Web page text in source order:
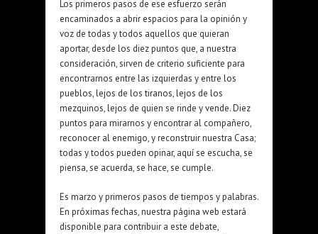
Los primeros pasos de ese esfuerzo serán
encaminados a abrir espacios para la opinión y
voz de todas y todos aquellos que quieran
aportar, desde los diez puntos que, a nuestra
consideración, sirven de criterio suficiente para
encontrarnos entre las izquierdas y entre los
pueblos, lejos de los tiranos, lejos de los
mezquinos, lejos de quien se rinde y vende. Diez
puntos para mirarnos y encontrar al compañero,
reconocer al enemigo, y reconstruir nuestra Casa;
todas y todos pueden opinar, aquí se escucha, se
piensa, se acuerda, se hace, se cumple.
Es marzo y primeros pasos de tiempos y palabras.
En próximas fechas, nuestra página web estará
disponible para contribuir a este debate,